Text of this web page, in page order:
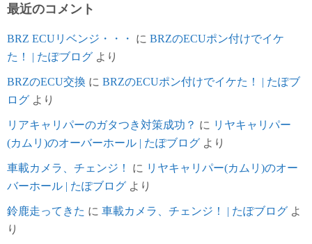
最近のコメント
BRZ ECUリベンジ・・・ に BRZのECUポン付けでイケ
た！ | たぽブログ より
BRZのECU交換 に BRZのECUポン付けでイケた！ | たぽブ
ログ より
リアキャリパーのガタつき対策成功？ に リヤキャリパー
(カムリ)のオーバーホール | たぽブログ より
車載カメラ、チェンジ！ に リヤキャリパー(カムリ)のオー
バーホール | たぽブログ より
鈴鹿走ってきた に 車載カメラ、チェンジ！ | たぽブログ よ
り